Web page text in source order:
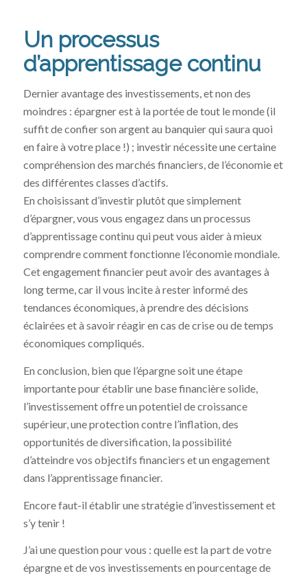
Un processus
d’apprentissage continu
Dernier avantage des investissements, et non des
moindres : épargner est à la portée de tout le monde (il
suffit de confier son argent au banquier qui saura quoi
en faire à votre place !) ; investir nécessite une certaine
compréhension des marchés financiers, de l’économie et
des différentes classes d’actifs.
En choisissant d’investir plutôt que simplement
d’épargner, vous vous engagez dans un processus
d’apprentissage continu qui peut vous aider à mieux
comprendre comment fonctionne l’économie mondiale.
Cet engagement financier peut avoir des avantages à
long terme, car il vous incite à rester informé des
tendances économiques, à prendre des décisions
éclairées et à savoir réagir en cas de crise ou de temps
économiques compliqués.
En conclusion, bien que l’épargne soit une étape
importante pour établir une base financière solide,
l’investissement offre un potentiel de croissance
supérieur, une protection contre l’inflation, des
opportunités de diversification, la possibilité
d’atteindre vos objectifs financiers et un engagement
dans l’apprentissage financier.
Encore faut-il établir une stratégie d’investissement et
s’y tenir !
J’ai une question pour vous : quelle est la part de votre
épargne et de vos investissements en pourcentage de